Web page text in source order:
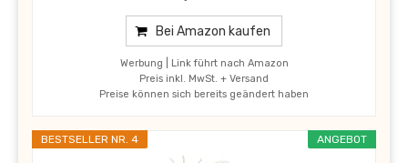
Bei Amazon kaufen
Werbung | Link führt nach Amazon
Preis inkl. MwSt. + Versand
Preise können sich bereits geändert haben
ANGEBOT
BESTSELLER NR. 4